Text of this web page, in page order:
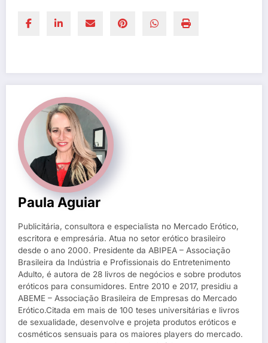
Paula Aguiar
Publicitária, consultora e especialista no Mercado Erótico,
escritora e empresária. Atua no setor erótico brasileiro
desde o ano 2000. Presidente da ABIPEA – Associação
Brasileira da Indústria e Profissionais do Entretenimento
Adulto, é autora de 28 livros de negócios e sobre produtos
eróticos para consumidores. Entre 2010 e 2017, presidiu a
ABEME – Associação Brasileira de Empresas do Mercado
Erótico.Citada em mais de 100 teses universitárias e livros
de sexualidade, desenvolve e projeta produtos eróticos e
cosméticos sensuais para os maiores players do mercado.